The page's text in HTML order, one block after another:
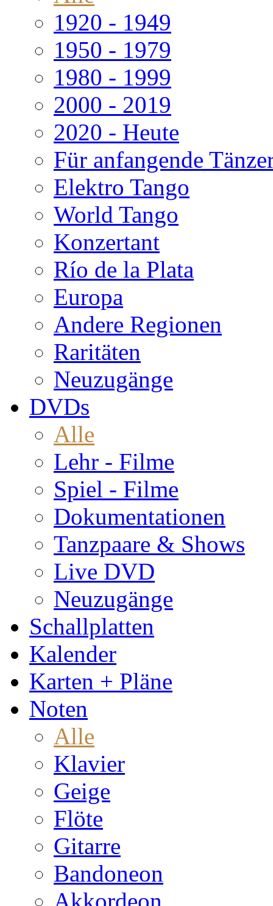
1920 - 1949
1950 - 1979
1980 - 1999
2000 - 2019
2020 - Heute
Für anfangende
Elektro Tango
World Tango
Konzertant
Río de la Plata
Europa
Andere Regionen
Raritäten
Neuzugänge
DVDs
Alle
Lehr - Filme
Spiel - Filme
Dokumentationen
Tanzpaare & Shows
Live DVD
Neuzugänge
Schallplatten
Kalender
Karten + Pläne
Noten
Alle
Klavier
Geige
Flöte
Gitarre
Bandoneon